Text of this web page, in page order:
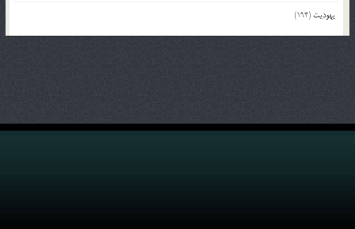
یهودیت (194)